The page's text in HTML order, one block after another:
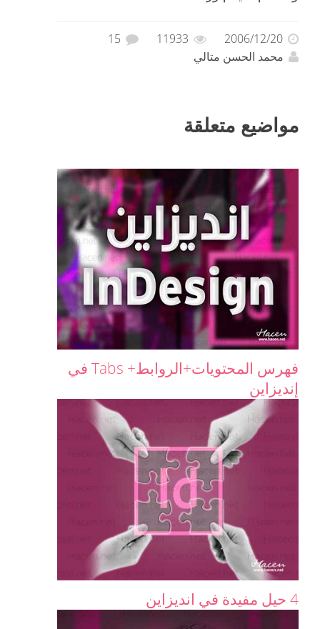
2006/12/20
11933
15
محمد الحسن متالي
مواضيع متعلقة
فهرس المحتويات+الروابط+ Tabs في
إنديزاين
4 حيل مفيدة في انديزاين